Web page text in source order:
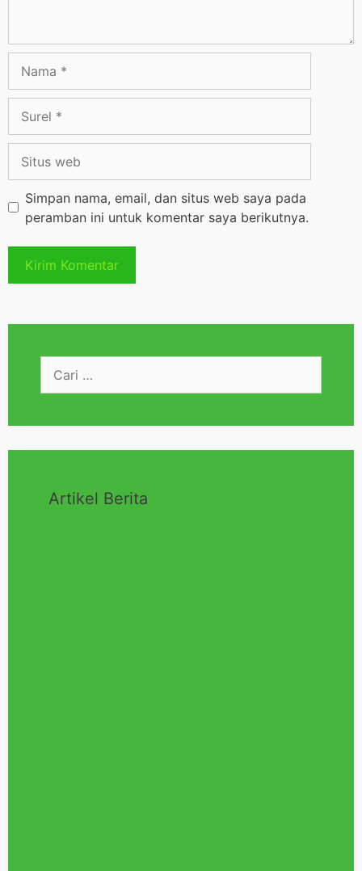
Simpan nama, email, dan situs web saya pada
peramban ini untuk komentar saya berikutnya.
Artikel Berita